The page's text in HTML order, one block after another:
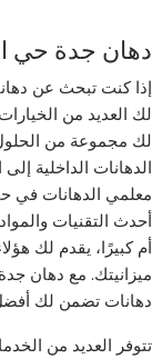
دهان جدة حي
إذا كنت تبحث عن
لك العديد من
لك مجموعة من الحلول
الدهانات الداخلية
معلمي الدهانات في
أحدث التقنيات
أم كبيرًا، يقدم لك
ميزانيتك. مع دهان
دهانات تضمن لك أفضل
تتوفر العديد من